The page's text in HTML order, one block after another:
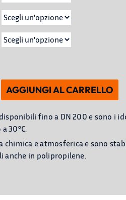
AGGIUNGI AL CARRELLO
fino a DN 200 e sono i
30°C.
chimica e atmosferica e sono
anche in polipropilene.